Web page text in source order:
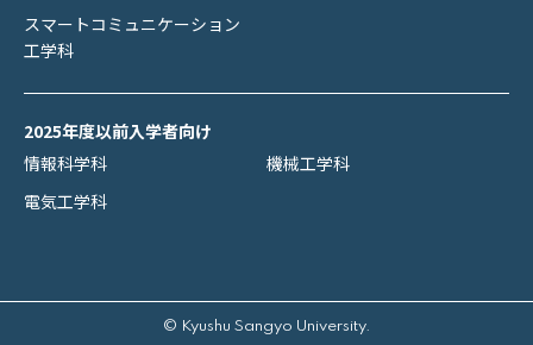
スマートコミュニケーション
工学科
2025年度以前入学者向け
情報科学科
機械工学科
電気工学科
© Kyushu Sangyo University.